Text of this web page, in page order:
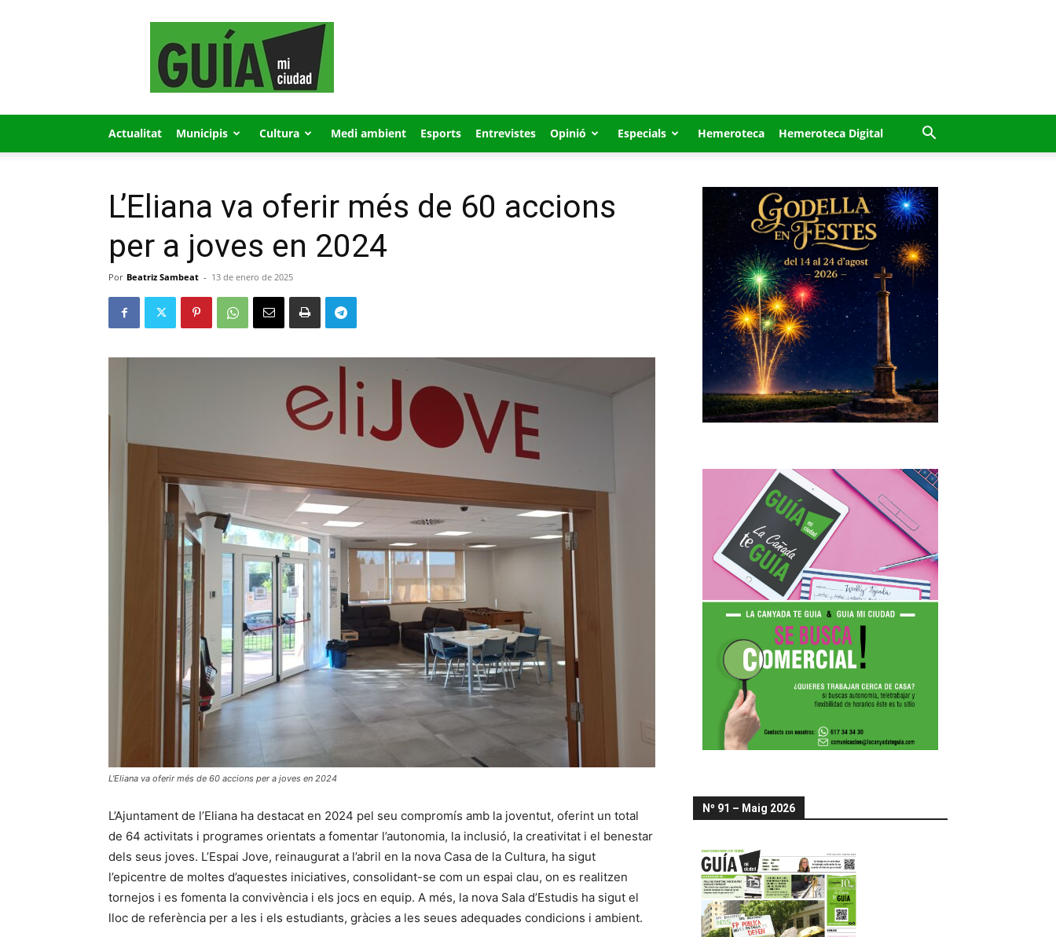
MI
CIUDAD
Actualitat Municipis Cultura Medi ambient Esports Entrevistes Opinió Especials Hemeroteca Hemeroteca Digital
L’Eliana va oferir més de 60 accions
per a joves en 2024
Por Beatriz Sambeat - 13 de enero de 2025
L'Eliana va oferir més de 60 accions per a joves en 2024
L’Ajuntament de l’Eliana ha destacat en 2024 pel seu compromís amb la joventut, oferint un total
de 64 activitats i programes orientats a fomentar l’autonomia, la inclusió, la creativitat i el benestar
dels seus joves. L’Espai Jove, reinaugurat a l’abril en la nova Casa de la Cultura, ha sigut
l’epicentre de moltes d’aquestes iniciatives, consolidant-se com un espai clau, on es realitzen
tornejos i es fomenta la convivència i els jocs en equip. A més, la nova Sala d’Estudis ha sigut el
lloc de referència per a les i els estudiants, gràcies a les seues adequades condicions i ambient.
Nº 91 – Maig 2026